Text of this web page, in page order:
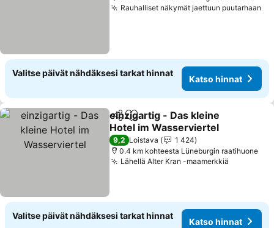
Rauhalliset näkymät jaettuun puutarhaan
Valitse päivät nähdäksesi tarkat hinnat
Katso hinnat
Jaa Lisää suosikkeihin
einzigartig - Das kleine
Hotel im Wasserviertel
Katso hinnat
9,2 Loistava
1 424
0.4 km kohteesta Lüneburgin raatihuone
Lähellä Alter Kran -maamerkkiä
Valitse päivät nähdäksesi tarkat hinnat
Katso hinnat